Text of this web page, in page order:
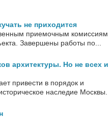
не приходится
приемочным комиссиям
Завершены работы по...
архитектуры. Но не всех и
привести в порядок и
наследие Москвы.